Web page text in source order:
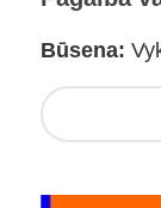
Būsena: